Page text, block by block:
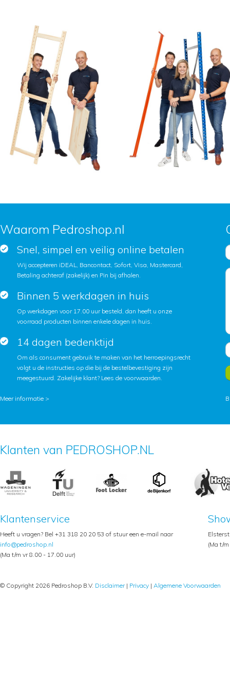
Waarom Pedroshop.nl
Snel, simpel en veilig online betalen
Wij accepteren iDEAL, Bancontact, Sofort, Visa, Mastercard,
Betaling achteraf (zakelijk) en Pin bij afhalen.
Binnen 5 werkdagen in huis
Op werkdagen voor 17.00 uur besteld, dan heeft u onze
voorraad producten binnen enkele dagen in huis.
14 dagen bedenktijd
Om als consument gebruik te maken van het herroepingsrecht
volgt u de instructies op die bij de bestelbevestiging zijn
meegestuurd. Zakelijke klant? Lees de voorwaarden.
Meer informatie >
Klanten van PEDROSHOP.NL
Klantenservice
Heeft u vragen? Bel +31 318 20 20 53 of stuur een e-mail naar
info@pedroshop.nl
(Ma t/m vr 8.00 - 17.00 uur)
(Ma t/
© Copyright 2026 Pedroshop B.V. Disclaimer| Privacy | Algemene Voorwaarden